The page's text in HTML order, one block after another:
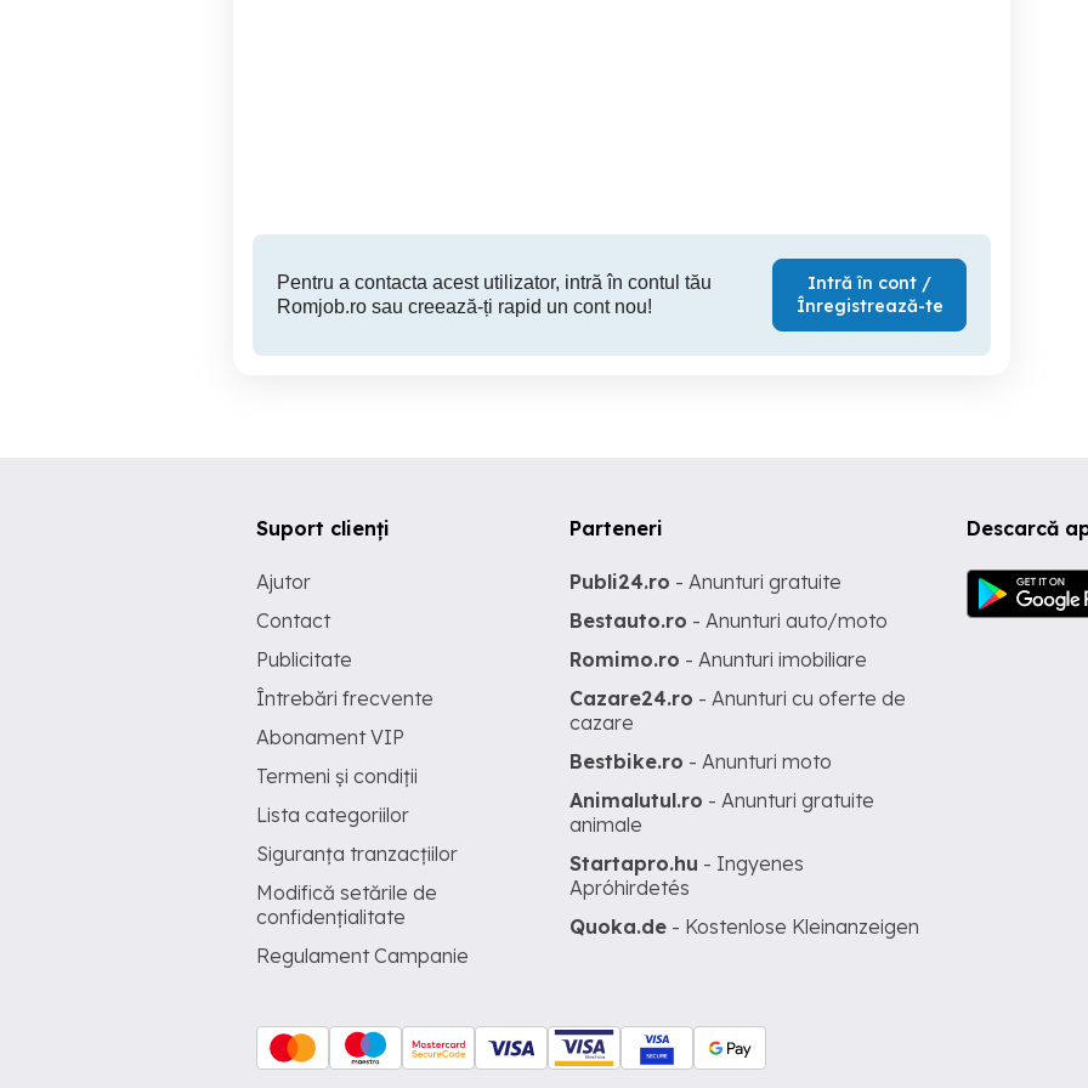
Pentru a contacta acest utilizator, intră în contul tău
Romjob.ro sau creează-ți rapid un cont nou!
Intră în cont /
Înregistrează-te
Descarcă
Suport clienți
Ajutor
Contact
Publicitate
Întrebări frecvente
Abonament VIP
Termeni și condiții
Lista categoriilor
Siguranța tranzacțiilor
Modifică setările de
confidențialitate
Regulament Campanie
Parteneri
Publi24.ro - Anunturi gratuite
Bestauto.ro - Anunturi auto/moto
Romimo.ro - Anunturi imobiliare
Cazare24.ro - Anunturi cu oferte de
cazare
Bestbike.ro - Anunturi moto
Animalutul.ro - Anunturi gratuite
animale
Startapro.hu - Ingyenes
Apróhirdetés
Quoka.de - Kostenlose Kleinanzeigen